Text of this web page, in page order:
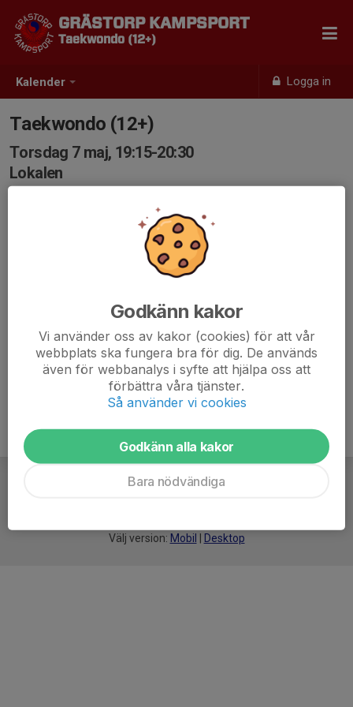
Kalender Logga in
GRÄSTORP KAMPSPORT
Taekwondo (12+)
Taekwondo (12+)
Torsdag 7 maj, 19:15-20:30
Lokalen
Välj version: Mobil Desktop
Godkänn kakor
Vi använder oss av kakor (cookies) för att vår
webbplats ska fungera bra för dig. De används
även för webbanalys i syfte att hjälpa oss att
förbättra våra tjänster.
Så använder vi cookies
Godkänn alla kakor
Bara nödvändiga